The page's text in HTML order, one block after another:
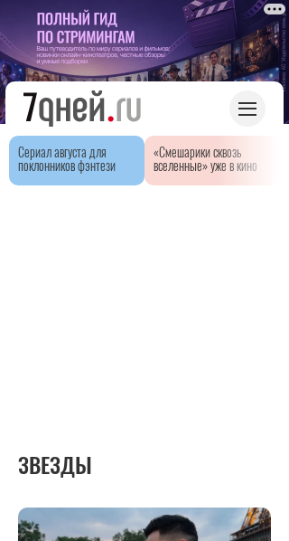
Сериал августа для
поклонников фэнтези
«Смешарики сквозь
вселенные» уже в кино
ЗВЕЗДЫ